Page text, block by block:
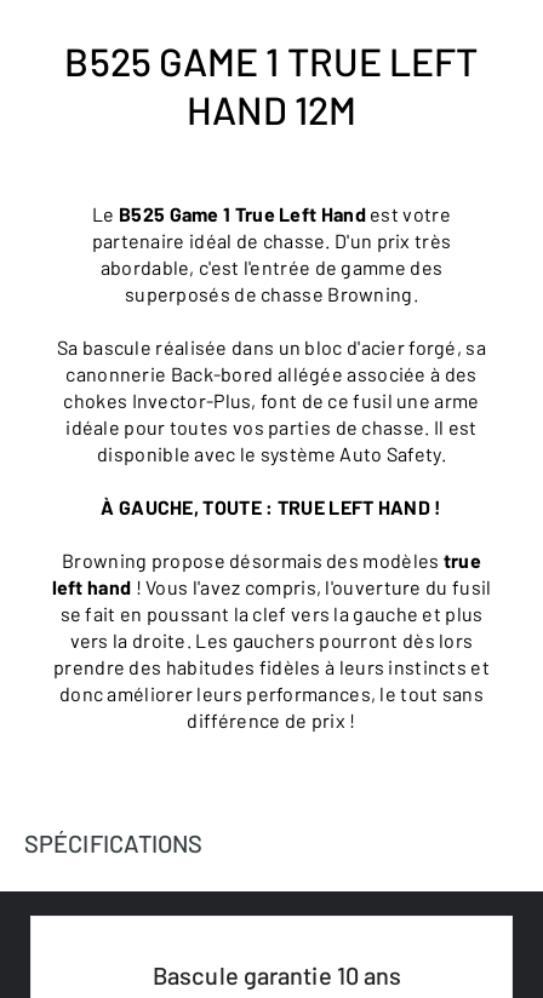
B525 GAME 1 TRUE LEFT
HAND 12M
Le B525 Game 1 True Left Handest votre
partenaire idéal de chasse. D'un prix très
abordable, c'est l'entrée de gamme des
superposés de chasse Browning.
Sa bascule réalisée dans un bloc d'acier forgé, sa
canonnerie Back-bored allégée associée à des
chokes Invector-Plus, font de ce fusil une arme
idéale pour toutes vos parties de chasse. Il est
disponible avec le système Auto Safety.
À GAUCHE, TOUTE : TRUE LEFT HAND !
Browning propose désormais des modèles true
left hand ! Vous l'avez compris, l'ouverture du fusil
se fait en poussant la clef vers la gauche et plus
vers la droite. Les gauchers pourront dès lors
prendre des habitudes fidèles à leurs instincts et
donc améliorer leurs performances, le tout sans
différence de prix !
SPÉCIFICATIONS
Bascule garantie 10 ans